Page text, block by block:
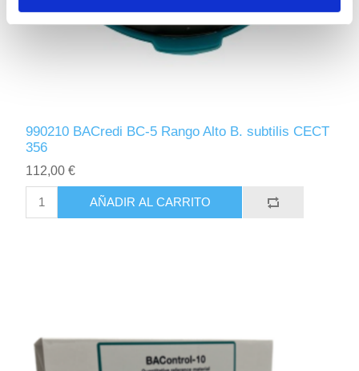
990210 BACredi BC-5 Rango Alto B. subtilis CECT
356
112,00 €
AÑADIR AL CARRITO